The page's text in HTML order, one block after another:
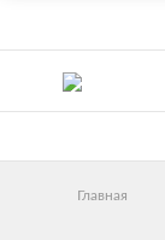
Главная